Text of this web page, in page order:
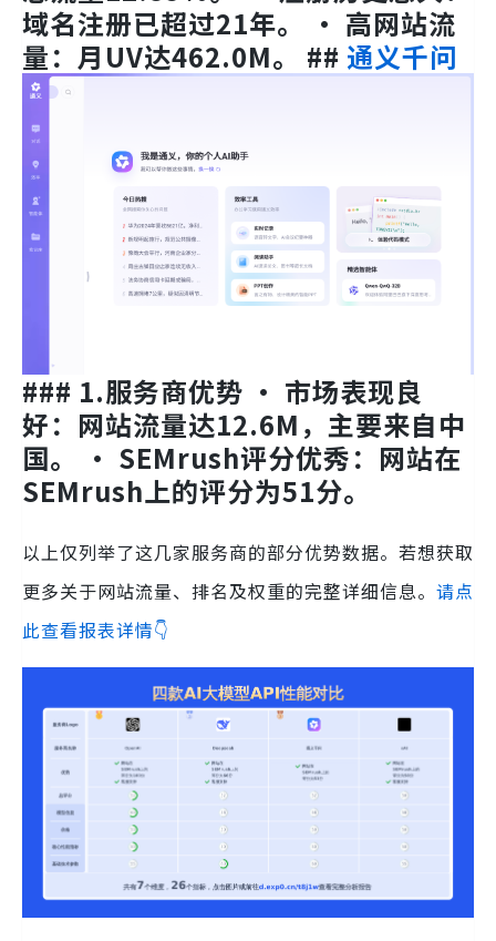
域名注册已超过21年。 • 高网站流
量：月UV达462.0M。 ## 通义千问
### 1.服务商优势 • 市场表现良
好：网站流量达12.6M，主要来自中
国。 • SEMrush评分优秀：网站在
SEMrush上的评分为51分。
以上仅列举了这几家服务商的部分优势数据。若想获取
更多关于网站流量、排名及权重的完整详细信息。 请点
此查看报表详情👇